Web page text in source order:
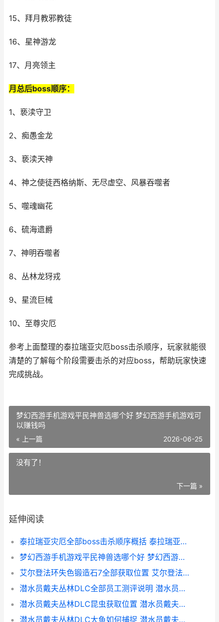
15、拜月教邪教徒
16、星神游龙
17、月亮领主
月总后boss顺序：
1、亵渎守卫
2、痴愚金龙
3、亵渎天神
4、神之使徒西格纳斯、无尽虚空、风暴吞噬者
5、噬魂幽花
6、硫海遗爵
7、神明吞噬者
8、丛林龙犽戎
9、星流巨械
10、至尊灾厄
参考上面整理的泰拉瑞亚灾厄boss击杀顺序，玩家就能很
清楚的了解每个阶段需要击杀的对应boss，帮助玩家快速
完成挑战。
梦幻西游手机游戏平民神兽选哪个好 梦幻西游手机游戏可
以赚钱吗
« 上一篇 2026-06-25
没有了！
下一篇 »
延伸阅读
泰拉瑞亚灾厄全部boss击杀顺序概括 泰拉瑞亚灾厄全物品存档手机版
梦幻西游手机游戏平民神兽选哪个好 梦幻西游手机游戏可以赚钱吗
艾尔登法环失色锻造石7全部获取位置 艾尔登法环失色武器和一般武器
潜水员戴夫丛林DLC全部员工测评说明 潜水员戴夫丛林dlc怎么进
潜水员戴夫丛林DLC昆虫获取位置 潜水员戴夫丛林DLC
潜水员戴夫丛林DLC大鱼如何捕捉 潜水员戴夫丛林攻略